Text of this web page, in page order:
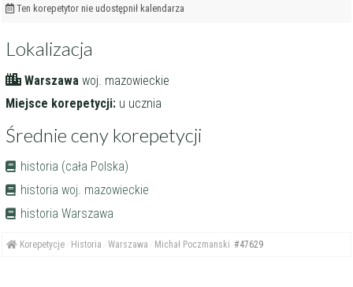
Ten korepetytor nie udostępnił kalendarza
Lokalizacja
Warszawa woj. mazowieckie
Miejsce korepetycji: u ucznia
Średnie ceny korepetycji
historia (cała Polska)
historia woj. mazowieckie
historia Warszawa
Korepetycje Historia Warszawa Michał Poczmanski #47629